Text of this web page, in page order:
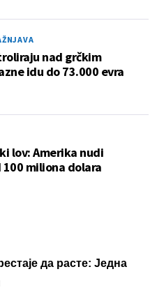
nad grčkim
idu do 73.000 evra
lov: Amerika nudi
100 miliona dolara
да расте: Једна